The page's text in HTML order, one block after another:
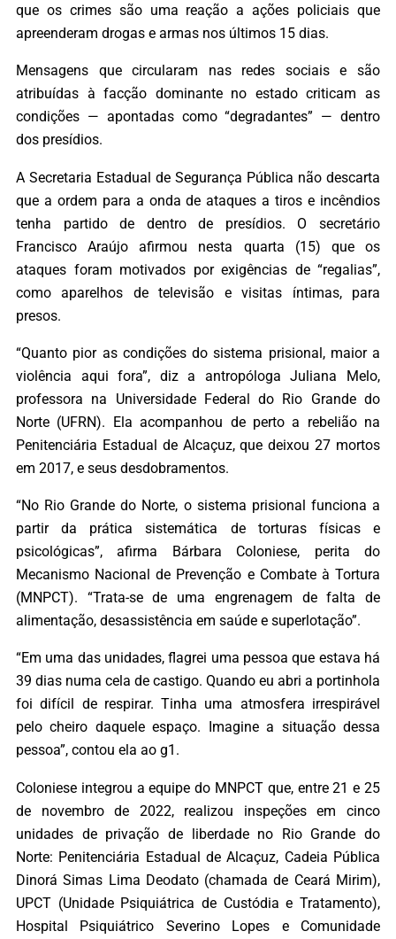
que os crimes são uma reação a ações policiais que
apreenderam drogas e armas nos últimos 15 dias.
Mensagens que circularam nas redes sociais e são
atribuídas à facção dominante no estado criticam as
condições — apontadas como “degradantes” — dentro
dos presídios.
A Secretaria Estadual de Segurança Pública não descarta
que a ordem para a onda de ataques a tiros e incêndios
tenha partido de dentro de presídios. O secretário
Francisco Araújo afirmou nesta quarta (15) que os
ataques foram motivados por exigências de “regalias”,
como aparelhos de televisão e visitas íntimas, para
presos.
“Quanto pior as condições do sistema prisional, maior a
violência aqui fora”, diz a antropóloga Juliana Melo,
professora na Universidade Federal do Rio Grande do
Norte (UFRN). Ela acompanhou de perto a rebelião na
Penitenciária Estadual de Alcaçuz, que deixou 27 mortos
em 2017, e seus desdobramentos.
“No Rio Grande do Norte, o sistema prisional funciona a
partir da prática sistemática de torturas físicas e
psicológicas”, afirma Bárbara Coloniese, perita do
Mecanismo Nacional de Prevenção e Combate à Tortura
(MNPCT). “Trata-se de uma engrenagem de falta de
alimentação, desassistência em saúde e superlotação”.
“Em uma das unidades, flagrei uma pessoa que estava há
39 dias numa cela de castigo. Quando eu abri a portinhola
foi difícil de respirar. Tinha uma atmosfera irrespirável
pelo cheiro daquele espaço. Imagine a situação dessa
pessoa”, contou ela ao g1.
Coloniese integrou a equipe do MNPCT que, entre 21 e 25
de novembro de 2022, realizou inspeções em cinco
unidades de privação de liberdade no Rio Grande do
Norte: Penitenciária Estadual de Alcaçuz, Cadeia Pública
Dinorá Simas Lima Deodato (chamada de Ceará Mirim),
UPCT (Unidade Psiquiátrica de Custódia e Tratamento),
Hospital Psiquiátrico Severino Lopes e Comunidade